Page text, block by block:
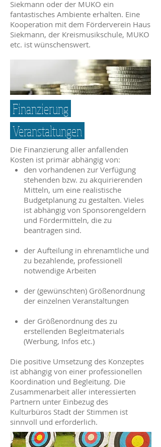
Siekmann oder der MUKO ein
fantastisches Ambiente erhalten. Eine
Kooperation mit dem Förderverein Haus
Siekmann, der Kreismusikschule, MUKO
etc. ist wünschenswert.
Finanzierung
Veranstaltungen
Die Finanzierung aller anfallenden
Kosten ist primär abhängig von:
den vorhandenen zur Verfügung
stehenden bzw. zu akquirierenden
Mitteln, um eine realistische
Budgetplanung zu gestalten. Vieles
ist abhängig von Sponsorengeldern
und Fördermitteln, die zu
beantragen sind.
der Aufteilung in ehrenamtliche und
zu bezahlende, professionell
notwendige Arbeiten
der (gewünschten) Größenordnung
der einzelnen Veranstaltungen
der Größenordnung des zu
erstellenden Begleitmaterials
(Werbung, Infos etc.)
Die positive Umsetzung des Konzeptes
ist abhängig von einer professionellen
Koordination und Begleitung. Die
Zusammenarbeit aller interessierten
Partnern unter Einbezug des
Kulturbüros Stadt der Stimmen ist
sinnvoll und erforderlich.